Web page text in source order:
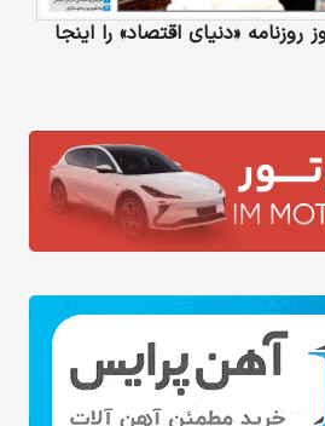
«دنیای‌ اقتصاد» را اینجا